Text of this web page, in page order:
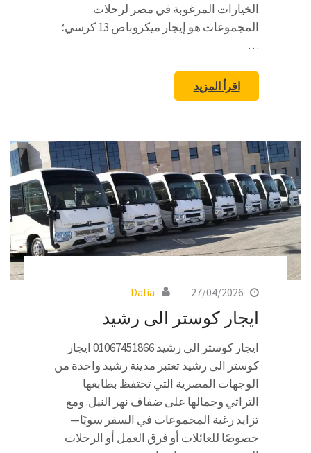
الخيارات المرغوبة في مصر لرحلات
المجموعات هو إيجار ميكروباص 13 كرسي؛
…
اقرأ المزيد
27/04/2026
Dalia
ايجار كوستر الى رشيد
ايجار كوستر الى رشيد 01067451866 ايجار
كوستر الى رشيد تعتبر مدينة رشيد واحدة من
الوجهات المصرية التي تحتفظ بطابعها
التراثي وجمالها على ضفاف نهر النيل. ومع
تزايد رغبة المجموعات في السفر سويًا—
خصوصًا للعائلات أو فرق العمل أو الرحلات